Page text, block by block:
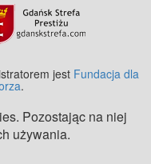
jest Fundacja dla
.
Pozostając na niej
używania.